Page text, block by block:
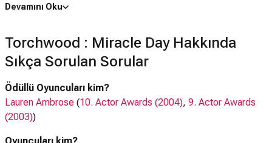
yok olacağı. Tüm bunların yanında birde CIA'e gelen bir mail
Bunu öğrenmenin tek yolu yıllar önce yok edilen Torchwood'un
kalan son iki üyesini bulmak. Ailesiyle gözden uzak yaşayan
Gwen Cooper ve gizemli adamımız Captain Jack Harkness.
Sanırım Torchwood'un tozlu raflardan kalkıp yeniden ete
kemiğe bürünme zamanı geldi.....
Devamını Oku
Torchwood : Miracle Day Hakkında
Sıkça Sorulan Sorular
Ödüllü Oyuncuları kim?
Lauren Ambrose (10. Actor Awards (2004), 9. Actor Awards
(2003))
Oyuncuları kim?